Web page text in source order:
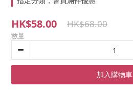
HK$58.00 HK$68.00
數量
加入購物車